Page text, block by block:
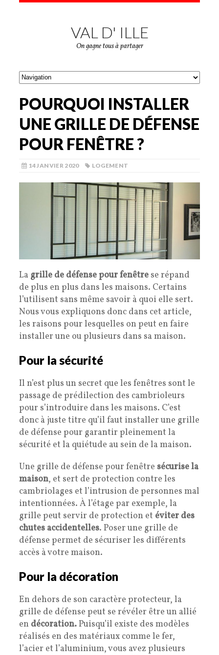
VAL D' ILLE
On gagne tous à partager
POURQUOI INSTALLER
UNE GRILLE DE DÉFENSE
POUR FENÊTRE ?
14 JANVIER 2020 LOGEMENT
La grille de défense pour fenêtre se répand
de plus en plus dans les maisons. Certains
l’utilisent sans même savoir à quoi elle sert.
Nous vous expliquons donc dans cet article,
les raisons pour lesquelles on peut en faire
installer une ou plusieurs dans sa maison.
Pour la sécurité
Il n’est plus un secret que les fenêtres sont le
passage de prédilection des cambrioleurs
pour s’introduire dans les maisons. C’est
donc à juste titre qu’il faut installer une grille
de défense pour garantir pleinement la
sécurité et la quiétude au sein de la maison.
Une grille de défense pour fenêtre sécurise la
maison, et sert de protection contre les
cambriolages et l’intrusion de personnes mal
intentionnées. À l’étage par exemple, la
grille peut servir de protection et éviter des
chutes accidentelles. Poser une grille de
défense permet de sécuriser les différents
accès à votre maison.
Pour la décoration
En dehors de son caractère protecteur, la
grille de défense peut se révéler être un allié
en décoration.Puisqu’il existe des modèles
réalisés en des matériaux comme le fer,
l’acier et l’aluminium, vous avez plusieurs